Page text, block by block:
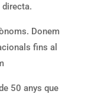
directa.
Donem
fins al
50 anys que